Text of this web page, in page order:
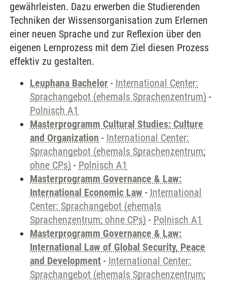
gewährleisten. Dazu erwerben die Studierenden
Techniken der Wissensorganisation zum Erlernen
einer neuen Sprache und zur Reflexion über den
eigenen Lernprozess mit dem Ziel diesen Prozess
effektiv zu gestalten.
Leuphana Bachelor - International Center:
Sprachangebot (ehemals Sprachenzentrum) -
Polnisch A1
Masterprogramm Cultural Studies: Culture
and Organization - International Center:
Sprachangebot (ehemals Sprachenzentrum;
ohne CPs) - Polnisch A1
Masterprogramm Governance & Law:
International Economic Law - International
Center: Sprachangebot (ehemals
Sprachenzentrum; ohne CPs) - Polnisch A1
Masterprogramm Governance & Law:
International Law of Global Security, Peace
and Development - International Center:
Sprachangebot (ehemals Sprachenzentrum;